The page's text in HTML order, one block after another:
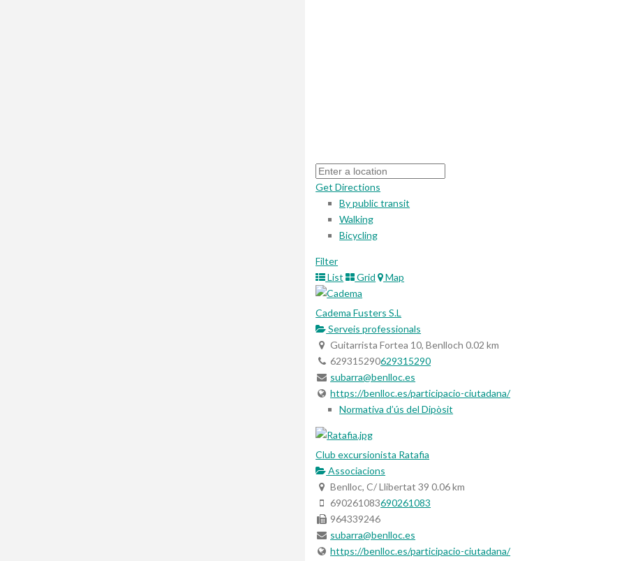
Get Directions
By public transit
Walking
Bicycling
Filter
List
Grid Map
Cadema Fusters S.L
Serveis professionals
Guitarrista Fortea 10, Benlloch 0.02 km
629315290629315290
subarra@benlloc.es
https://benlloc.es/participacio-ciutadana/
Normativa d’ús del Dipòsit
Club excursionista Ratafia
Associacions
Benlloc, C/ Llibertat 39 0.06 km
690261083690261083
964339246
subarra@benlloc.es
https://benlloc.es/participacio-ciutadana/